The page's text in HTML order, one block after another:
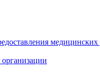
медицинских